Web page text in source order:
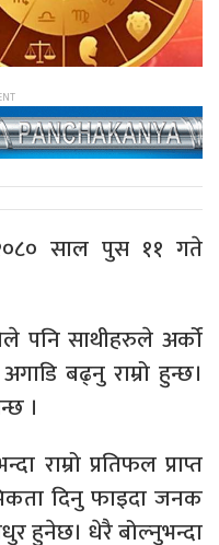
साल पुस ११ गते
पनि साथीहरुले अर्को
बढ्नु राम्रो हुन्छ।
।
राम्रो प्रतिफल प्राप्त
दिनु फाइदा जनक
हुनेछ। धेरै बोल्नुभन्दा